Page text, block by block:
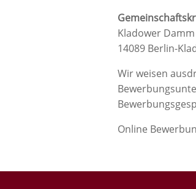
Kladower Damm
14089 Berlin-
Wir weisen
Online